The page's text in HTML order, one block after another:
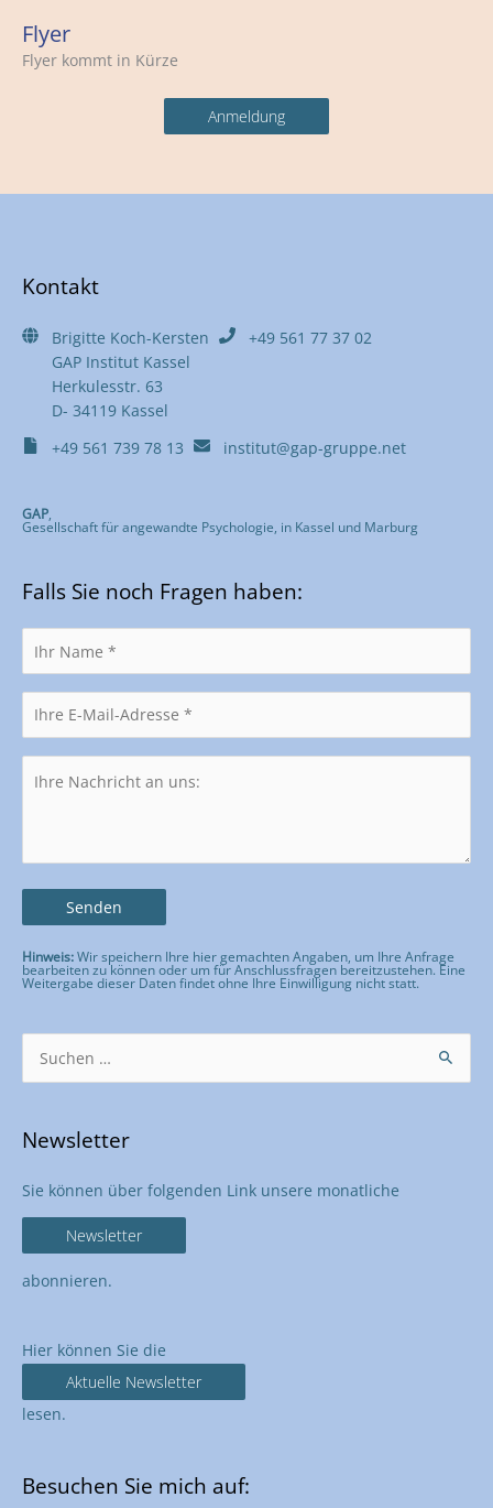
Flyer
Flyer kommt in Kürze
Anmeldung
Kontakt
Brigitte Koch-Kersten
GAP Institut Kassel
Herkulesstr. 63
D- 34119 Kassel
+49 561 77 37 02
+49 561 739 78 13 institut@gap-gruppe.net
GAP,
Gesellschaft für angewandte Psychologie, in Kassel und Marburg
Falls Sie noch Fragen haben:
Hinweis:Wir speichern Ihre hier gemachten Angaben, um Ihre Anfrage
bearbeiten zu können oder um für Anschlussfragen bereitzustehen. Eine
Weitergabe dieser Daten findet ohne Ihre Einwilligung nicht statt.
Bitte lasse dieses Feld leer.
Newsletter
Sie können über folgenden Link unsere monatliche
Newsletter
abonnieren.
Hier können Sie die
Aktuelle Newsletter
lesen.
Besuchen Sie mich auf: